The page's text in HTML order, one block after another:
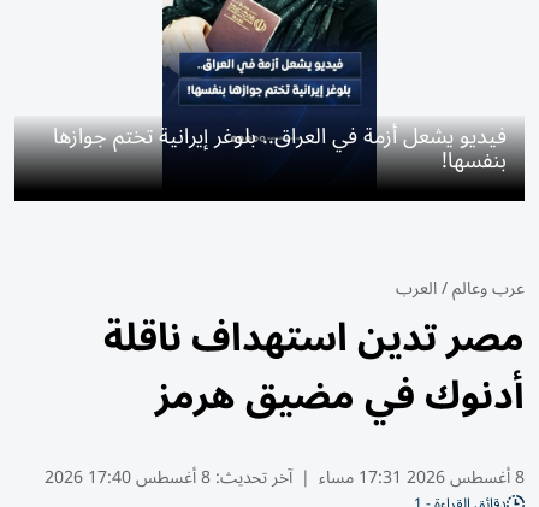
فيديو يشعل أزمة في العراق.. بلوغر إيرانية تختم جوازها
بنفسها!
عرب وعالم/العرب
مصر تدين استهداف ناقلة
أدنوك في مضيق هرمز
8 أغسطس 2026 17:31 مساء | آخر تحديث:8 أغسطس 17:40 2026